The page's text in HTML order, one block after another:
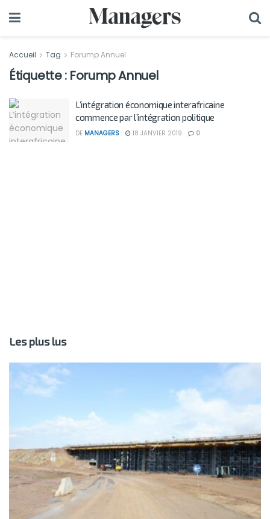
Accueil Tag Forump Annuel
Étiquette : Forump Annuel
L’intégration économique interafricaine
commence par l’intégration politique
DE MANAGERS 18 JANVIER 2019 0
Les plus lus